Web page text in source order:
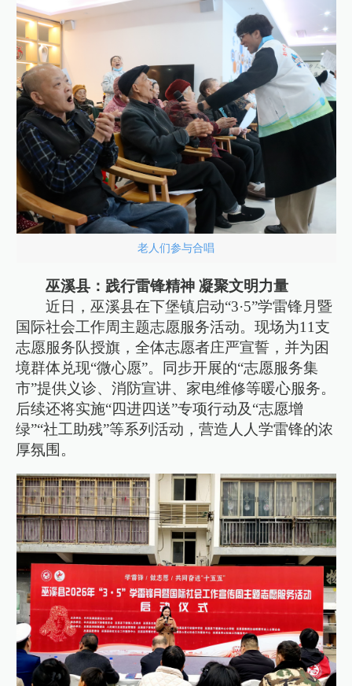
老人们参与合唱
巫溪县：践行雷锋精神 凝聚文明力量
近日，巫溪县在下堡镇启动“3·5”学雷锋月暨
国际社会工作周主题志愿服务活动。现场为11支
志愿服务队授旗，全体志愿者庄严宣誓，并为困
境群体兑现“微心愿”。同步开展的“志愿服务集
市”提供义诊、消防宣讲、家电维修等暖心服务。
后续还将实施“四进四送”专项行动及“志愿增
绿”“社工助残”等系列活动，营造人人学雷锋的浓
厚氛围。